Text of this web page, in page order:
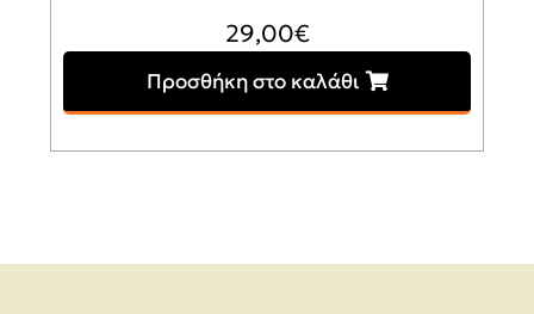
29,00€
Προσθήκη στο καλάθι